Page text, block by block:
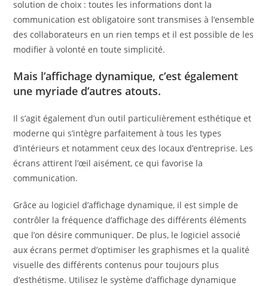
solution de choix : toutes les informations dont la
communication est obligatoire sont transmises à l’ensemble
des collaborateurs en un rien temps et il est possible de les
modifier à volonté en toute simplicité.
Mais l’affichage dynamique, c’est également
une myriade d’autres atouts.
Il s’agit également d’un outil particulièrement esthétique et
moderne qui s’intègre parfaitement à tous les types
d’intérieurs et notamment ceux des locaux d’entreprise. Les
écrans attirent l’œil aisément, ce qui favorise la
communication.
Grâce au logiciel d’affichage dynamique, il est simple de
contrôler la fréquence d’affichage des différents éléments
que l’on désire communiquer. De plus, le logiciel associé
aux écrans permet d’optimiser les graphismes et la qualité
visuelle des différents contenus pour toujours plus
d’esthétisme. Utilisez le système d’affichage dynamique